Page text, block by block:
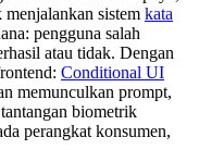
sistem kata
pengguna salah
atau tidak. Dengan
Conditional UI
memunculkan prompt,
biometrik
perangkat konsumen,